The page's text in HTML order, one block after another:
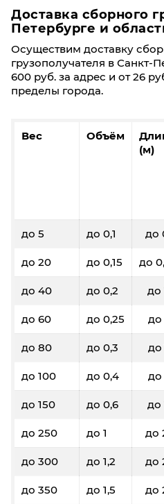
Доставка сборного
Петербурге и
Осуществим доставку
грузополучателя в Санкт-
600 руб. за адрес и от 26
пределы города.
Вес Объём
(м)
до 5 до 0,1 до
до 20 до 0,15 до
до 40 до 0,2 до
до 60 до 0,25 до
до 80 до 0,3 до
до 100 до 0,4 до
до 150 до 0,6 до
до 250 до 1 до
до 300 до 1,2 до
до 350 до 1,5 до